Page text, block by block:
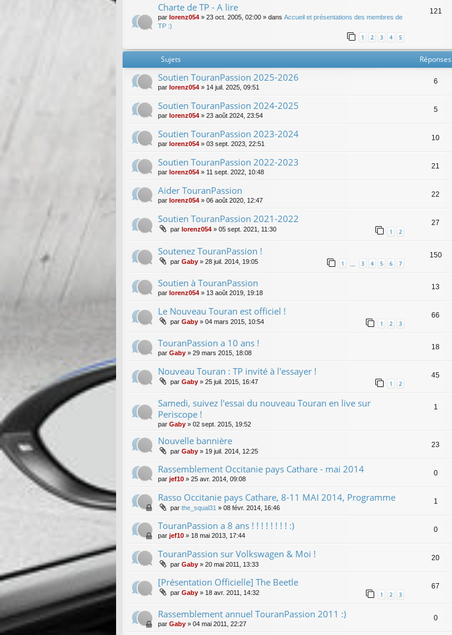
Charte de TP - A lire
par lorenz054 » 23 oct. 2005, 02:00 » dans Accueil et présentations des membres de
TP :)
1 2 3 4 5
121
Sujets Réponses
Soutien TouranPassion 2025-2026
par lorenz054 » 14 juil. 2025, 09:51
6
Soutien TouranPassion 2024-2025
par lorenz054 » 23 août 2024, 23:54
5
Soutien TouranPassion 2023-2024
par lorenz054 » 03 sept. 2023, 22:51
10
Soutien TouranPassion 2022-2023
par lorenz054 » 11 sept. 2022, 10:48
21
Aider TouranPassion
par lorenz054 » 06 août 2020, 12:47
22
Soutien TouranPassion 2021-2022
par lorenz054 » 05 sept. 2021, 11:30 1 2
27
Soutenez TouranPassion !
par Gaby » 28 juil. 2014, 19:05 1 3 4 5 6 7
150
Soutien à TouranPassion
par lorenz054 » 13 août 2019, 19:18
13
Le Nouveau Touran est officiel !
par Gaby » 04 mars 2015, 10:54 1 2 3
66
TouranPassion a 10 ans !
par Gaby » 29 mars 2015, 18:08
18
Nouveau Touran : TP invité à l'essayer !
par Gaby » 25 juil. 2015, 16:47 1 2
45
Samedi, suivez l'essai du nouveau Touran en live sur
Periscope !
par Gaby » 02 sept. 2015, 19:52
1
Nouvelle bannière
par Gaby » 19 juil. 2014, 12:25
23
Rassemblement Occitanie pays Cathare - mai 2014
par jef10 » 25 avr. 2014, 09:08
0
Rasso Occitanie pays Cathare, 8-11 MAI 2014, Programme
par the_squal31 » 08 févr. 2014, 16:46
1
TouranPassion a 8 ans ! ! ! ! ! ! ! ! :)
par jef10 » 18 mai 2013, 17:44
0
TouranPassion sur Volkswagen & Moi !
par Gaby » 20 mai 2011, 13:33
20
[Présentation Officielle] The Beetle
par Gaby » 18 avr. 2011, 14:32 1 2 3
67
Rassemblement annuel TouranPassion 2011 :)
par Gaby » 04 mai 2011, 22:27
0